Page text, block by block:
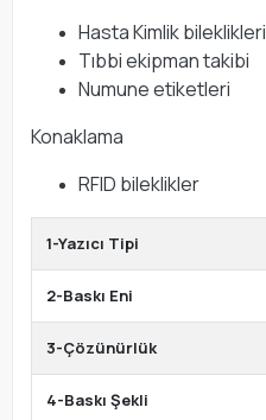
Hasta Kimlik bileklikleri
Tıbbi ekipman takibi
Numune etiketleri
Konaklama
RFID bileklikler
1-Yazıcı Tipi
2-Baskı Eni
3-Çözünürlük
4-Baskı Şekli